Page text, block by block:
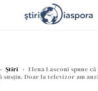
› Știri › Elena Lasconi spune
susţin. Doar la televizor am